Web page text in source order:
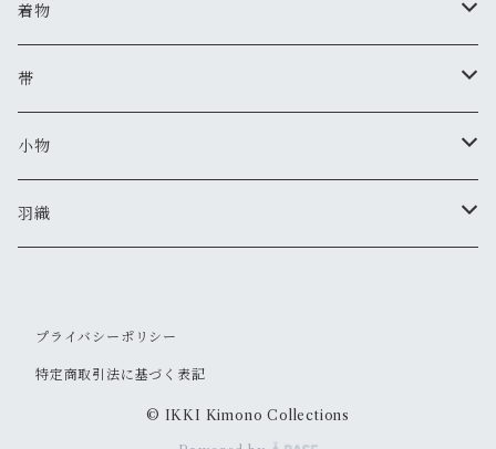
着物
夏着物
セオアルファ(レディース)
セオアルファ(メンズ)
帯
半巾帯
小物
美和香
ピアス・イヤリング
羽織
セオアルファ(メンズ)
プライバシーポリシー
特定商取引法に基づく表記
© IKKI Kimono Collections